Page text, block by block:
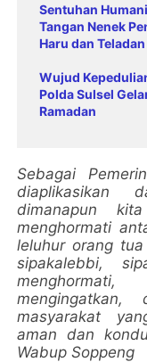
Sentuhan
Tangan Nenek
Haru dan Teladan
Wujud
Polda Sulsel
Ramadan
Sebagai
diaplikasikan
dimanapun
menghormati
leluhur orang
sipakalebbi,
masyarakat
aman dan
Wabup Soppeng